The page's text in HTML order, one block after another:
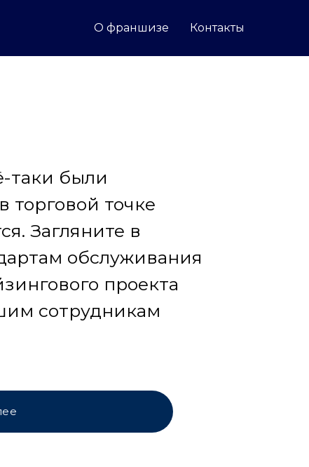
О франшизе Контакты
таки были
точке
Загляните в
обслуживания
проекта
сотрудникам